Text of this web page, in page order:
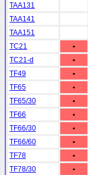
TAA131
TAA141
TAA151
TC21
•
TC21-d
•
TF49
•
TF65
•
TF65/30
•
TF66
•
TF66/30
•
TF66/60
•
TF78
•
TF78/30
•